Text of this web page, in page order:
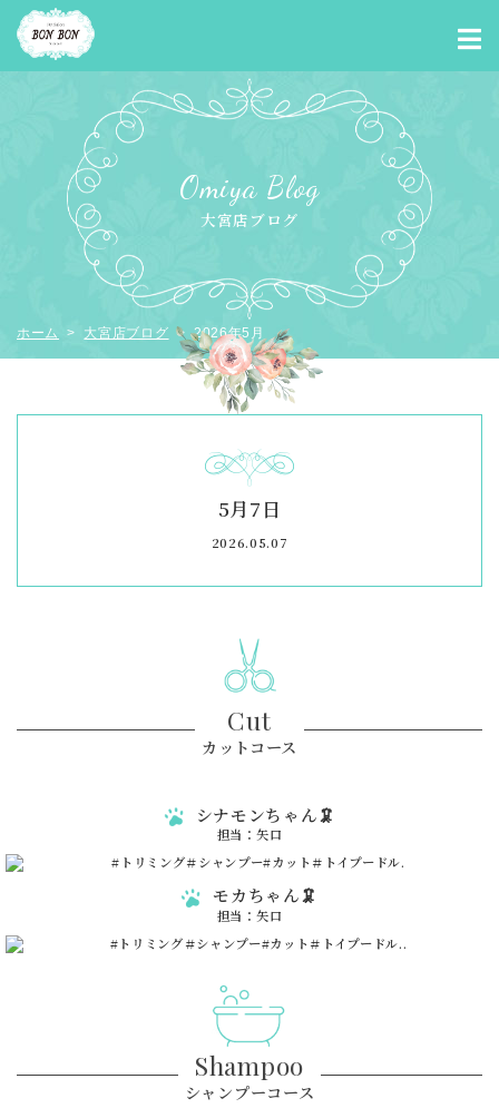
Omiya Blog
大宮店ブログ
ホーム > 大宮店ブログ > 2026年5月
5月7日
2026.05.07
Cut
カットコース
シナモンちゃん🦑
担当：矢口
モカちゃん🦑
担当：矢口
Shampoo
シャンプーコース